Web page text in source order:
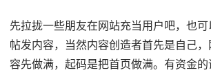
先拉拢一些朋友在网站充当用户吧，也
帖发内容，当然内容创造者首先是自己
容先做满，起码是把首页做满。有资金